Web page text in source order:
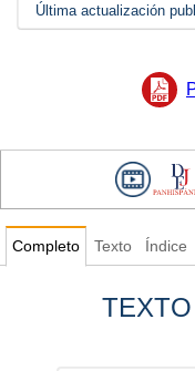
Última actualización
Completo Texto Índice